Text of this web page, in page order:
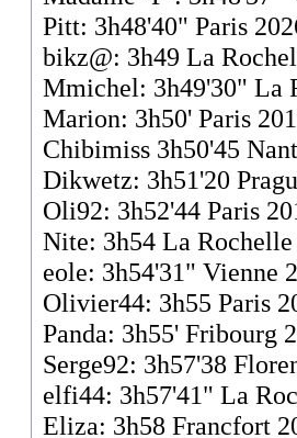
Pitt: 3h48'40" Paris
bikz@: 3h49 La
Mmichel: 3h49'30" La
Marion: 3h50' Paris
Chibimiss 3h50'45
Dikwetz: 3h51'20
Oli92: 3h52'44 Paris
Nite: 3h54 La Rochelle
eole: 3h54'31" Vienne
Olivier44: 3h55 Paris
Panda: 3h55' Fribourg
Serge92: 3h57'38
elfi44: 3h57'41" La
Eliza: 3h58 Francfort